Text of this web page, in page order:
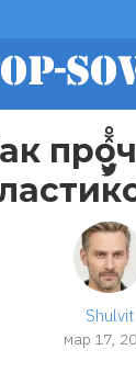
Shulvit
мар 17,